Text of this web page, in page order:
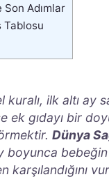
Son Adımlar
Tablosu
kuralı, ilk altı ay
ek gıdayı bir
Dünya
boyunca